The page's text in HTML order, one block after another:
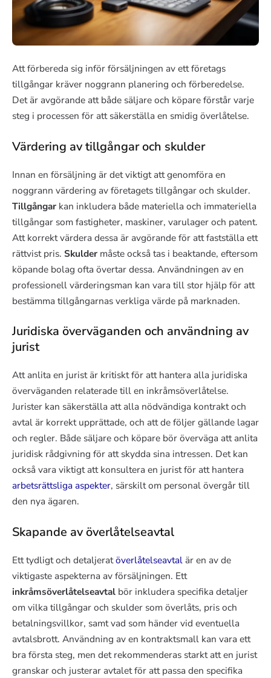
Att förbereda sig inför försäljningen av ett företags
tillgångar kräver noggrann planering och förberedelse.
Det är avgörande att både säljare och köpare förstår varje
steg i processen för att säkerställa en smidig överlåtelse.
Värdering av tillgångar och skulder
Innan en försäljning är det viktigt att genomföra en
noggrann värdering av företagets tillgångar och skulder.
Tillgångar kan inkludera både materiella och immateriella
tillgångar som fastigheter, maskiner, varulager och patent.
Att korrekt värdera dessa är avgörande för att fastställa ett
rättvist pris. Skulder måste också tas i beaktande, eftersom
köpande bolag ofta övertar dessa. Användningen av en
professionell värderingsman kan vara till stor hjälp för att
bestämma tillgångarnas verkliga värde på marknaden.
Juridiska överväganden och användning av
jurist
Att anlita en jurist är kritiskt för att hantera alla juridiska
överväganden relaterade till en inkråmsöverlåtelse.
Jurister kan säkerställa att alla nödvändiga kontrakt och
avtal är korrekt upprättade, och att de följer gällande lagar
och regler. Både säljare och köpare bör överväga att anlita
juridisk rådgivning för att skydda sina intressen. Det kan
också vara viktigt att konsultera en jurist för att hantera
arbetsrättsliga aspekter, särskilt om personal övergår till
den nya ägaren.
Skapande av överlåtelseavtal
Ett tydligt och detaljeratöverlåtelseavtal är en av de
viktigaste aspekterna av försäljningen. Ett
inkråmsöverlåtelseavtal bör inkludera specifika detaljer
om vilka tillgångar och skulder som överlåts, pris och
betalningsvillkor, samt vad som händer vid eventuella
avtalsbrott. Användning av en kontraktsmall kan vara ett
bra första steg, men det rekommenderas starkt att en jurist
granskar och justerar avtalet för att passa den specifika